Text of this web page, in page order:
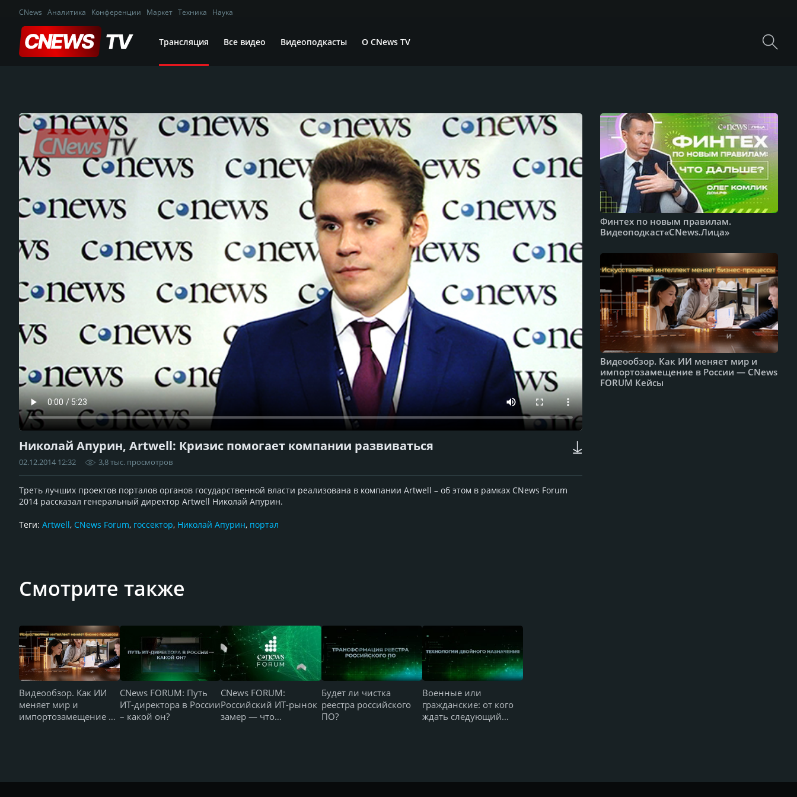
CNews Аналитика Конференции Маркет Техника Наука
Трансляция Все видео Видеоподкасты О CNews TV
Николай Апурин, Artwell: Кризис помогает компании развиваться
02.12.2014 12:32 3,8 тыс. просмотров
Треть лучших проектов порталов органов государственной власти реализована в компании Artwell – об этом в рамках CNews Forum
2014 рассказал генеральный директор Artwell Николай Апурин.
Теги: Artwell, CNews Forum, госсектор, Николай Апурин, портал
Смотрите также
Видеообзор. Как ИИ
меняет мир и
импортозамещение в
CNews FORUM: Путь
ИТ-директора в России
– какой он?
CNews FORUM:
Российский ИТ-рынок
замер — что
Будет ли чистка
реестра российского
ПО?
Военные или
гражданские: от кого
ждать следующий
Финтех по новым правилам.
Видеоподкаст«CNews.Лица»
Видеообзор. Как ИИ меняет мир и
импортозамещение в России — CNews
FORUM Кейсы